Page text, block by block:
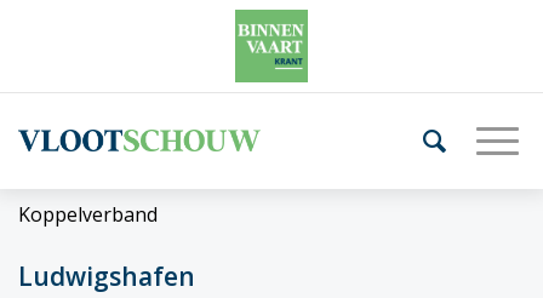
Koppelverband
Ludwigshafen